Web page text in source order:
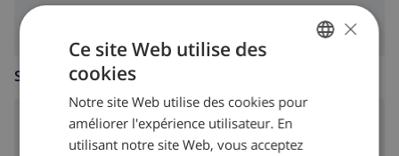
SALLE DE SÉJOUR
poêle (bois)
DUTCH
×
Ce site Web utilise des
cookies
Notre site Web utilise des cookies pour
améliorer l'expérience utilisateur. En
utilisant notre site Web, vous acceptez